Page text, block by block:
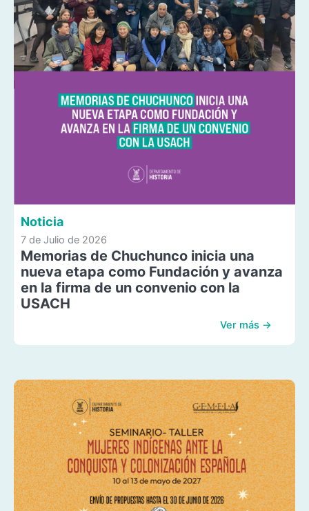
Noticia
7 de Julio de 2026
Memorias de Chuchunco inicia una
nueva etapa como Fundación y avanza
en la firma de un convenio con la
USACH
Ver más →